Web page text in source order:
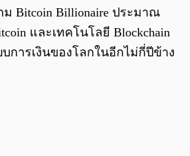
ม Bitcoin Billionaire ประมาณ
และเทคโนโลยี Blockchain
การเงินของโลกในอีกไม่กี่ปีข้าง